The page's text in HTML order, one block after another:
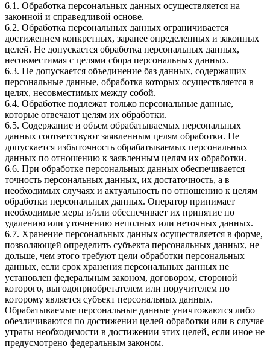
6.1. Обработка персональных данных осуществляется на
законной и справедливой основе.
6.2. Обработка персональных данных ограничивается
достижением конкретных, заранее определенных и законных
целей. Не допускается обработка персональных данных,
несовместимая с целями сбора персональных данных.
6.3. Не допускается объединение баз данных, содержащих
персональные данные, обработка которых осуществляется в
целях, несовместимых между собой.
6.4. Обработке подлежат только персональные данные,
которые отвечают целям их обработки.
6.5. Содержание и объем обрабатываемых персональных
данных соответствуют заявленным целям обработки. Не
допускается избыточность обрабатываемых персональных
данных по отношению к заявленным целям их обработки.
6.6. При обработке персональных данных обеспечивается
точность персональных данных, их достаточность, а в
необходимых случаях и актуальность по отношению к целям
обработки персональных данных. Оператор принимает
необходимые меры и/или обеспечивает их принятие по
удалению или уточнению неполных или неточных данных.
6.7. Хранение персональных данных осуществляется в форме,
позволяющей определить субъекта персональных данных, не
дольше, чем этого требуют цели обработки персональных
данных, если срок хранения персональных данных не
установлен федеральным законом, договором, стороной
которого, выгодоприобретателем или поручителем по
которому является субъект персональных данных.
Обрабатываемые персональные данные уничтожаются либо
обезличиваются по достижении целей обработки или в случае
утраты необходимости в достижении этих целей, если иное не
предусмотрено федеральным законом.